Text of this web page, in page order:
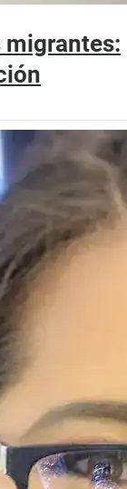
migrantes: